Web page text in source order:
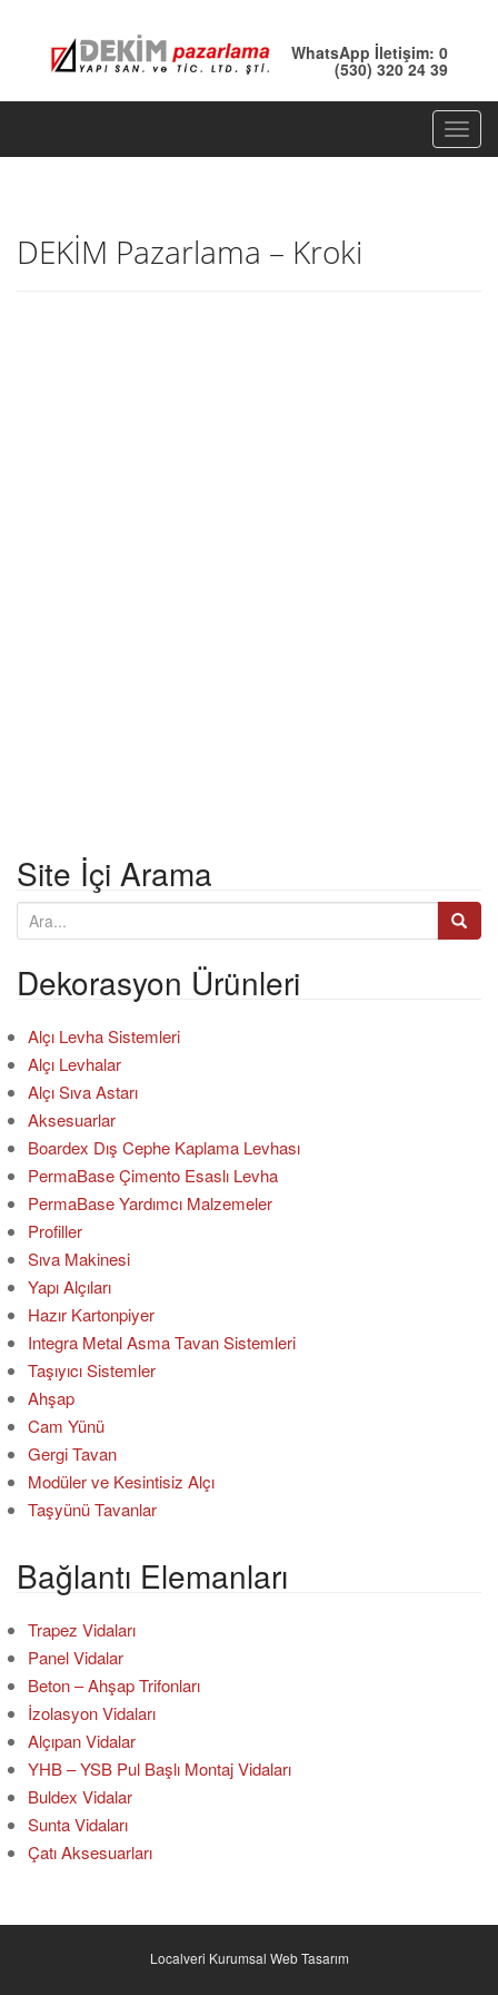
WhatsApp İletişim: 0
(530) 320 24 39
T
o
DEKİM Pazarlama – Kroki
Site İçi Arama
r
a
:Dekorasyon Ürünleri
Alçı Levha Sistemleri
Alçı Levhalar
Alçı Sıva Astarı
Aksesuarlar
Boardex Dış Cephe Kaplama Levhası
PermaBase Çimento Esaslı Levha
PermaBase Yardımcı Malzemeler
Profiller
Sıva Makinesi
Yapı Alçıları
Hazır Kartonpiyer
Integra Metal Asma Tavan Sistemleri
Taşıyıcı Sistemler
Ahşap
Cam Yünü
Gergi Tavan
Modüler ve Kesintisiz Alçı
Taşyünü Tavanlar
Bağlantı Elemanları
Trapez Vidaları
Panel Vidalar
Beton – Ahşap Trifonları
İzolasyon Vidaları
Alçıpan Vidalar
YHB – YSB Pul Başlı Montaj Vidaları
Buldex Vidalar
Sunta Vidaları
Çatı Aksesuarları
Localveri Kurumsal Web Tasarım